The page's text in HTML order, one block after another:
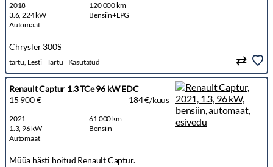
2018
120 000 km
3.6, 224 kW
Bensiin+LPG
Automaat
Chrysler 300S
tartu, Eesti Tartu Kasutatud
Renault Captur 1.3 TCe 96 kW EDC
15 900 €
184 €/kuus
2021
61 000 km
1.3, 96 kW
Bensiin
Automaat
Müüa hästi hoitud Renault Captur.